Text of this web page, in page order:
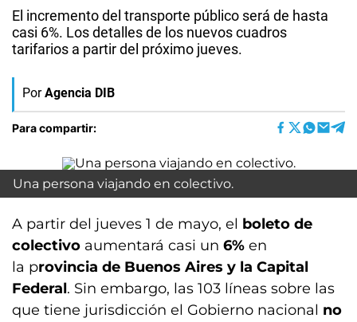
El incremento del transporte público será de hasta
casi 6%. Los detalles de los nuevos cuadros
tarifarios a partir del próximo jueves.
Por Agencia DIB
Para compartir:
Una persona viajando en colectivo.
A partir del jueves 1 de mayo, el boleto de
colectivo aumentará casi un 6% en
la provincia de Buenos Aires y la Capital
Federal. Sin embargo, las 103 líneas sobre las
que tiene jurisdicción el Gobierno nacional no